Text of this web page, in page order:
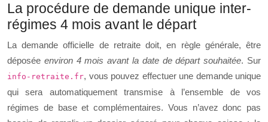
La procédure de demande unique inter-
régimes 4 mois avant le départ
La demande officielle de retraite doit, en règle générale, être
déposée environ 4 mois avant la date de départ souhaitée. Sur
info-retraite.fr, vous pouvez effectuer une demande unique
qui sera automatiquement transmise à l’ensemble de vos
régimes de base et complémentaires. Vous n’avez donc pas